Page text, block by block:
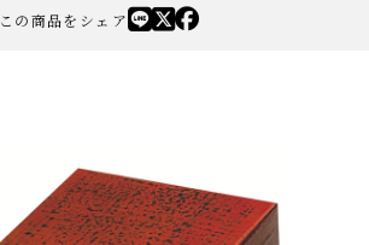
この商品をシェア